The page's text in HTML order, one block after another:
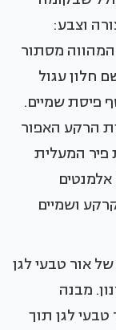
וצבע:
המהווה מסתור
חלון עגול
פיסת שמיים.
הרקע האפור
פיר המעלית
ושמיים
אור טבעי לגן
מבנה
לגן תוך